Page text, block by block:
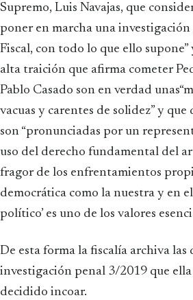
Supremo, Luis Navajas, que
poner en marcha una
Fiscal, con todo lo que ello
alta traición que afirma cometer
Pablo Casado son en verdad
vacuas y carentes de solidez” y
son “pronunciadas por un
uso del derecho fundamental del
fragor de los enfrentamientos
democrática como la nuestra y en
político’ es uno de los valores
De esta forma la fiscalía archiva las
investigación penal 3/2019 que
decidido incoar.